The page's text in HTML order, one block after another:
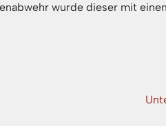
wurde dieser mit